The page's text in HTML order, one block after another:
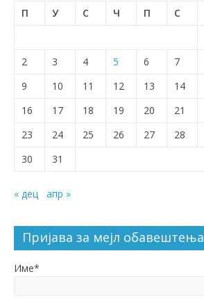
П
У С Ч П С
2
3 4 5 6 7
9
10 11 12 13 14
16
17 18 19 20 21
23
24 25 26 27 28
30
31
« дец апр »
Пријава за мејл обавештења
Име*